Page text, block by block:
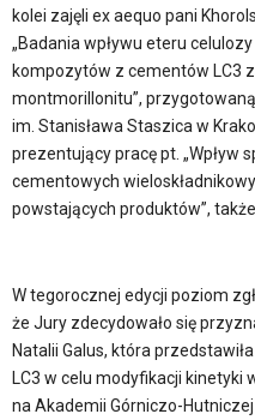
kolei zajęli ex aequo pani
„Badania wpływu eteru
kompozytów z cementów LC3
montmorillonitu”,
im. Stanisława Staszica w
prezentujący pracę pt. „Wpływ
cementowych
powstających produktów”,
W tegorocznej edycji poziom
że Jury zdecydowało się
Natalii Galus, która
LC3 w celu modyfikacji kinetyki
na Akademii Górniczo-